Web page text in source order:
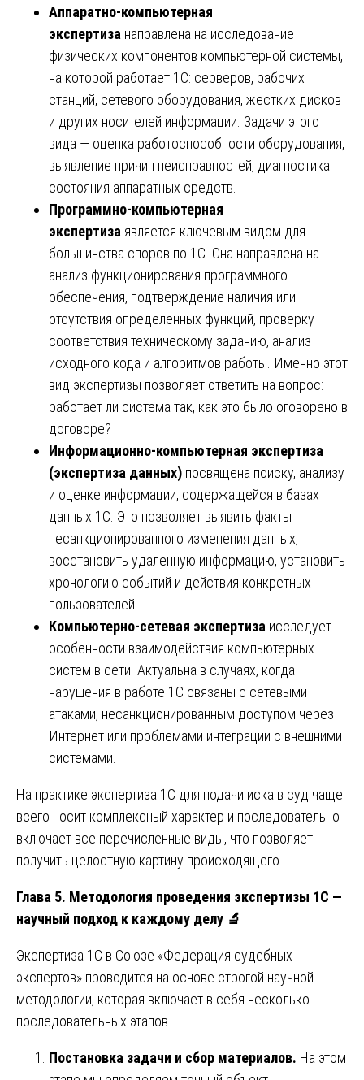
Аппаратно-компьютерная
экспертиза направлена на исследование
физических компонентов компьютерной системы,
на которой работает 1С: серверов, рабочих
станций, сетевого оборудования, жестких дисков
и других носителей информации. Задачи этого
вида — оценка работоспособности оборудования,
выявление причин неисправностей, диагностика
состояния аппаратных средств.
Программно-компьютерная
экспертиза является ключевым видом для
большинства споров по 1С. Она направлена на
анализ функционирования программного
обеспечения, подтверждение наличия или
отсутствия определенных функций, проверку
соответствия техническому заданию, анализ
исходного кода и алгоритмов работы. Именно этот
вид экспертизы позволяет ответить на вопрос:
работает ли система так, как это было оговорено в
договоре?
Информационно-компьютерная экспертиза
(экспертиза данных) посвящена поиску, анализу
и оценке информации, содержащейся в базах
данных 1С. Это позволяет выявить факты
несанкционированного изменения данных,
восстановить удаленную информацию, установить
хронологию событий и действия конкретных
пользователей.
Компьютерно-сетевая экспертиза исследует
особенности взаимодействия компьютерных
систем в сети. Актуальна в случаях, когда
нарушения в работе 1С связаны с сетевыми
атаками, несанкционированным доступом через
Интернет или проблемами интеграции с внешними
системами.
На практике экспертиза 1С для подачи иска в суд чаще
всего носит комплексный характер и последовательно
включает все перечисленные виды, что позволяет
получить целостную картину происходящего.
Глава 5. Методология проведения экспертизы 1С —
научный подход к каждому делу 🔬
Экспертиза 1С в Союзе «Федерация судебных
экспертов» проводится на основе строгой научной
методологии, которая включает в себя несколько
последовательных этапов.
Постановка задачи и сбор материалов. На этом